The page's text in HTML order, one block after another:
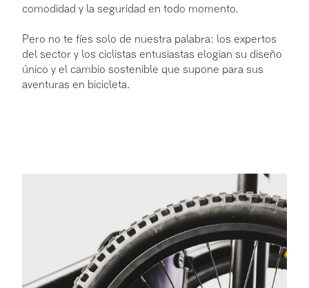
comodidad y la seguridad en todo momento.
Pero no te fíes solo de nuestra palabra: los expertos
del sector y los ciclistas entusiastas elogian su diseño
único y el cambio sostenible que supone para sus
aventuras en bicicleta.